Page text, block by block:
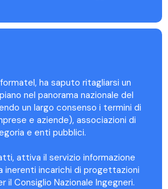
ha saputo ritagliarsi un
nel panorama nazionale del
un largo consenso i termini di
e aziende), associazioni di
e enti pubblici.
attiva il servizio informazione
inerenti incarichi di progettazioni
il Consiglio Nazionale Ingegneri.